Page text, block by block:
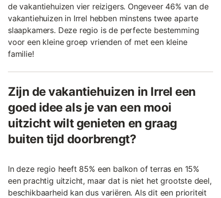
de vakantiehuizen vier reizigers. Ongeveer 46% van de
vakantiehuizen in Irrel hebben minstens twee aparte
slaapkamers. Deze regio is de perfecte bestemming
voor een kleine groep vrienden of met een kleine
familie!
Zijn de vakantiehuizen in Irrel een
goed idee als je van een mooi
uitzicht wilt genieten en graag
buiten tijd doorbrengt?
In deze regio heeft 85% een balkon of terras en 15%
een prachtig uitzicht, maar dat is niet het grootste deel,
beschikbaarheid kan dus variëren. Als dit een prioriteit